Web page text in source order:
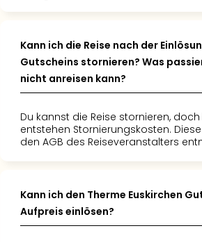
Kann ich die Reise nach der
Gutscheins stornieren? Was
nicht anreisen kann?
Du kannst die Reise stornieren,
entstehen Stornierungskosten.
den AGB des Reiseveranstalters
Kann ich den Therme Euskirchen
Aufpreis einlösen?